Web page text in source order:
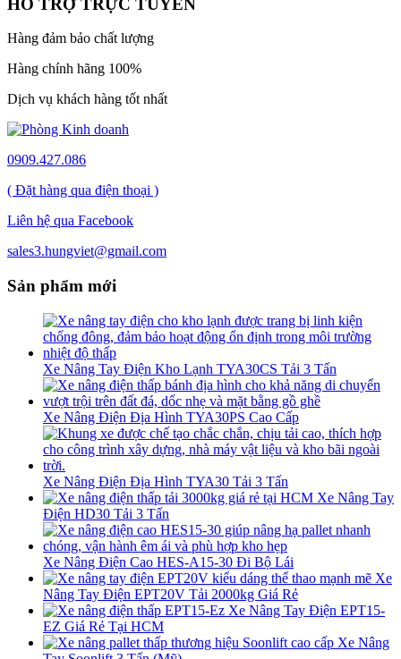
HỔ TRỢ TRỰC TUYẾN
Hàng đảm bảo chất lượng
Hàng chính hãng 100%
Dịch vụ khách hàng tốt nhất
0909.427.086
( Đặt hàng qua điện thoại )
Liên hệ qua Facebook
sales3.hungviet@gmail.com
Sản phẩm mới
Xe Nâng Tay Điện Kho Lạnh TYA30CS Tải 3 Tấn
Xe Nâng Điện Địa Hình TYA30PS Cao Cấp
Xe Nâng Điện Địa Hình TYA30 Tải 3 Tấn
Xe Nâng Tay
Điện HD30 Tải 3 Tấn
Xe Nâng Điện Cao HES-A15-30 Đi Bộ Lái
Xe
Nâng Tay Điện EPT20V Tải 2000kg Giá Rẻ
Xe Nâng Tay Điện EPT15-
EZ Giá Rẻ Tại HCM
Xe Nâng